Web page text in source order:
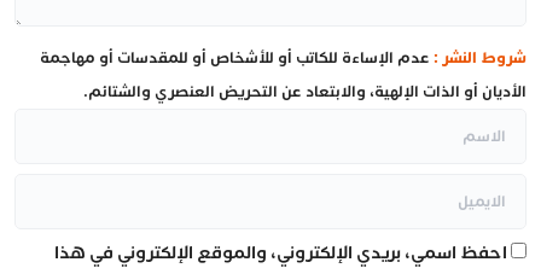
شروط النشر : عدم الإساءة للكاتب أو للأشخاص أو للمقدسات أو مهاجمة
الأديان أو الذات الإلهية، والابتعاد عن التحريض العنصري والشتائم.
احفظ اسمي، بريدي الإلكتروني، والموقع الإلكتروني في هذا